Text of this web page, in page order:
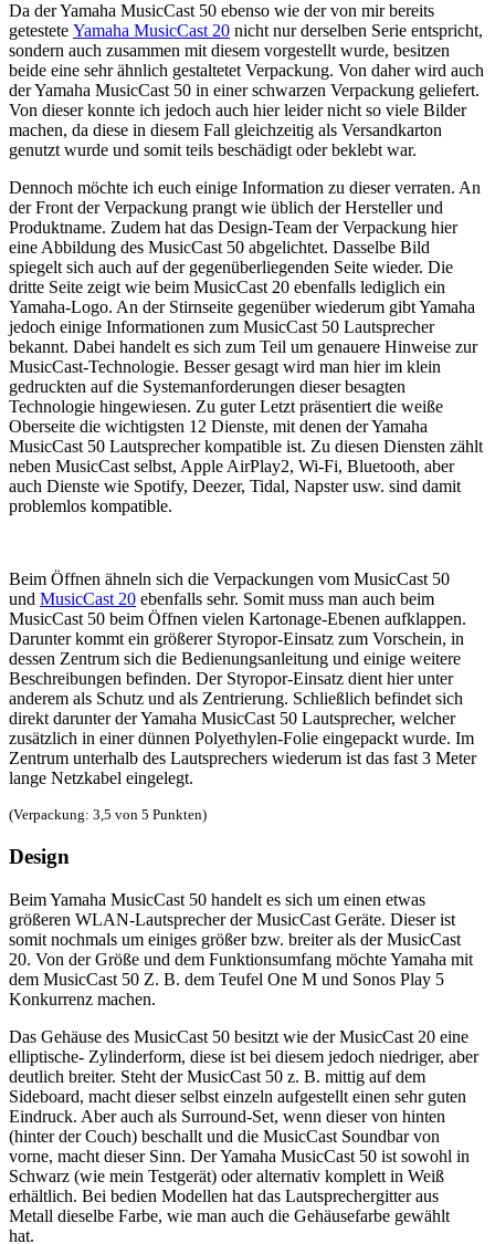
Da der Yamaha MusicCast 50 ebenso wie der von mir bereits
getestete Yamaha MusicCast 20 nicht nur derselben Serie entspricht,
sondern auch zusammen mit diesem vorgestellt wurde, besitzen
beide eine sehr ähnlich gestaltetet Verpackung. Von daher wird auch
der Yamaha MusicCast 50 in einer schwarzen Verpackung geliefert.
Von dieser konnte ich jedoch auch hier leider nicht so viele Bilder
machen, da diese in diesem Fall gleichzeitig als Versandkarton
genutzt wurde und somit teils beschädigt oder beklebt war.
Dennoch möchte ich euch einige Information zu dieser verraten. An
der Front der Verpackung prangt wie üblich der Hersteller und
Produktname. Zudem hat das Design-Team der Verpackung hier
eine Abbildung des MusicCast 50 abgelichtet. Dasselbe Bild
spiegelt sich auch auf der gegenüberliegenden Seite wieder. Die
dritte Seite zeigt wie beim MusicCast 20 ebenfalls lediglich ein
Yamaha-Logo. An der Stirnseite gegenüber wiederum gibt Yamaha
jedoch einige Informationen zum MusicCast 50 Lautsprecher
bekannt. Dabei handelt es sich zum Teil um genauere Hinweise zur
MusicCast-Technologie. Besser gesagt wird man hier im klein
gedruckten auf die Systemanforderungen dieser besagten
Technologie hingewiesen. Zu guter Letzt präsentiert die weiße
Oberseite die wichtigsten 12 Dienste, mit denen der Yamaha
MusicCast 50 Lautsprecher kompatible ist. Zu diesen Diensten zählt
neben MusicCast selbst, Apple AirPlay2, Wi-Fi, Bluetooth, aber
auch Dienste wie Spotify, Deezer, Tidal, Napster usw. sind damit
problemlos kompatible.
Beim Öffnen ähneln sich die Verpackungen vom MusicCast 50
und MusicCast 20 ebenfalls sehr. Somit muss man auch beim
MusicCast 50 beim Öffnen vielen Kartonage-Ebenen aufklappen.
Darunter kommt ein größerer Styropor-Einsatz zum Vorschein, in
dessen Zentrum sich die Bedienungsanleitung und einige weitere
Beschreibungen befinden. Der Styropor-Einsatz dient hier unter
anderem als Schutz und als Zentrierung. Schließlich befindet sich
direkt darunter der Yamaha MusicCast 50 Lautsprecher, welcher
zusätzlich in einer dünnen Polyethylen-Folie eingepackt wurde. Im
Zentrum unterhalb des Lautsprechers wiederum ist das fast 3 Meter
lange Netzkabel eingelegt.
(Verpackung: 3,5 von 5 Punkten)
Design
Beim Yamaha MusicCast 50 handelt es sich um einen etwas
größeren WLAN-Lautsprecher der MusicCast Geräte. Dieser ist
somit nochmals um einiges größer bzw. breiter als der MusicCast
20. Von der Größe und dem Funktionsumfang möchte Yamaha mit
dem MusicCast 50 Z. B. dem Teufel One M und Sonos Play 5
Konkurrenz machen.
Das Gehäuse des MusicCast 50 besitzt wie der MusicCast 20 eine
elliptische- Zylinderform, diese ist bei diesem jedoch niedriger, aber
deutlich breiter. Steht der MusicCast 50 z. B. mittig auf dem
Sideboard, macht dieser selbst einzeln aufgestellt einen sehr guten
Eindruck. Aber auch als Surround-Set, wenn dieser von hinten
(hinter der Couch) beschallt und die MusicCast Soundbar von
vorne, macht dieser Sinn. Der Yamaha MusicCast 50 ist sowohl in
Schwarz (wie mein Testgerät) oder alternativ komplett in Weiß
erhältlich. Bei bedien Modellen hat das Lautsprechergitter aus
Metall dieselbe Farbe, wie man auch die Gehäusefarbe gewählt
hat.